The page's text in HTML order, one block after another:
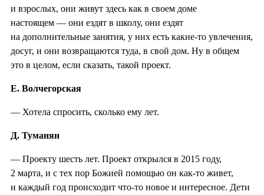
и взрослых, они живут здесь как в своем доме
настоящем — они ездят в школу, они ездят
на дополнительные занятия, у них есть какие-то увлечения,
досуг, и они возвращаются туда, в свой дом. Ну в общем
это в целом, если сказать, такой проект.
Е. Волчегорская
— Хотела спросить, сколько ему лет.
Д. Туманян
— Проекту шесть лет. Проект открылся в 2015 году,
2 марта, и с тех пор Божией помощью он как-то живет,
и каждый год происходит что-то новое и интересное. Дети